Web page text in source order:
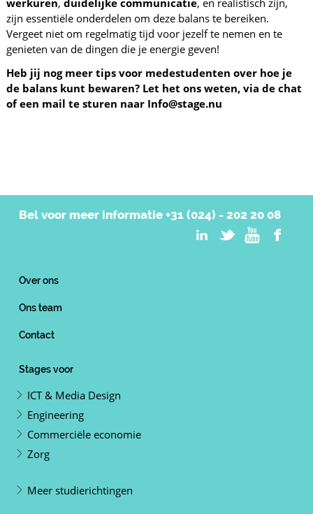
werkuren, duidelijke communicatie, en realistisch zijn,
zijn essentiële onderdelen om deze balans te bereiken.
Vergeet niet om regelmatig tijd voor jezelf te nemen en te
genieten van de dingen die je energie geven!
Heb jij nog meer tips voor medestudenten over hoe je
de balans kunt bewaren? Let het ons weten, via de chat
of een mail te sturen naar Info@stage.nu
Bel voor meer informatie +31 (024) - 202 20 08
Over ons
Ons team
Contact
Stages voor
ICT & Media Design
Engineering
Commerciële economie
Zorg
Meer studierichtingen